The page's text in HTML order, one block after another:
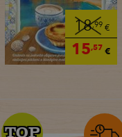
18,99 €
15,57 €
TOP
TOP